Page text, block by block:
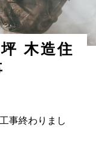
木造住
事終わりまし